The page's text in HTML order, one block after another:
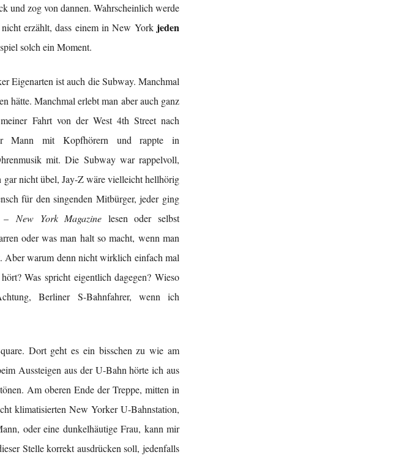
und zog von dannen. Wahrscheinlich werde
erzählt, dass einem in New York jeden
solch ein Moment.
Eigenarten ist auch die Subway. Manchmal
hätte. Manchmal erlebt man aber auch ganz
Fahrt von der West 4th Street nach
Mann mit Kopfhörern und rappte in
mit. Die Subway war rappelvoll,
nicht übel, Jay-Z wäre vielleicht hellhörig
für den singenden Mitbürger, jeder ging
– New York Magazine lesen oder selbst
oder was man halt so macht, wenn man
Aber warum denn nicht wirklich einfach mal
Was spricht eigentlich dagegen? Wieso
Berliner S-Bahnfahrer, wenn ich
Dort geht es ein bisschen zu wie am
Aussteigen aus der U-Bahn hörte ich aus
Am oberen Ende der Treppe, mitten in
klimatisierten New Yorker U-Bahnstation,
oder eine dunkelhäutige Frau, kann mir
Stelle korrekt ausdrücken soll, jedenfalls